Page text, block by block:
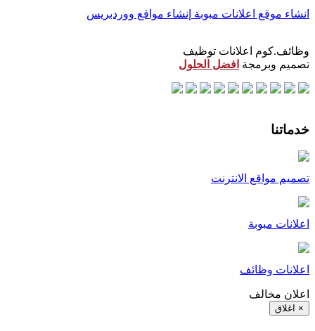
انشاء موقع اعلانات مبوبة إنشاء مواقع ووردبريس
وظائف.كوم اعلانات توظيف
تصميم وبرمجة افضل الحلول
خدماتنا
تصميم مواقع الانترنت
اعلانات مبوبة
اعلانات وظائف
اعلان مخالف
× اغلاق